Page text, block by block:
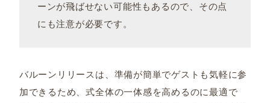
ーンが飛ばせない可能性もあるので、その点
にも注意が必要です。
バルーンリリースは、準備が簡単でゲストも気軽に参
加できるため、式全体の一体感を高めるのに最適で